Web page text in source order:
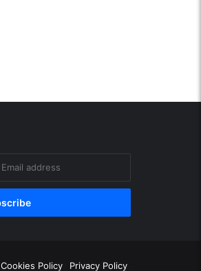
Cookies Policy Privacy Policy